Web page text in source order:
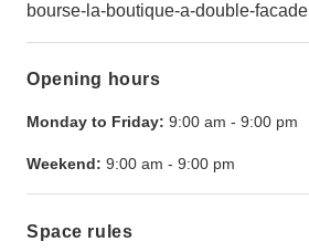
bourse-la-boutique-a-double-facade
Opening hours
Monday to Friday: 9:00 am - 9:00 pm
Weekend: 9:00 am - 9:00 pm
Space rules